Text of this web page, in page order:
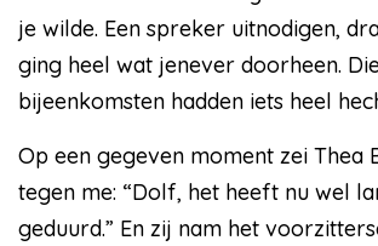
je wilde. Een spreker uitnodigen,
ging heel wat jenever doorheen.
bijeenkomsten hadden iets heel
Op een gegeven moment zei Thea
tegen me: “Dolf, het heeft nu wel
geduurd.” En zij nam het